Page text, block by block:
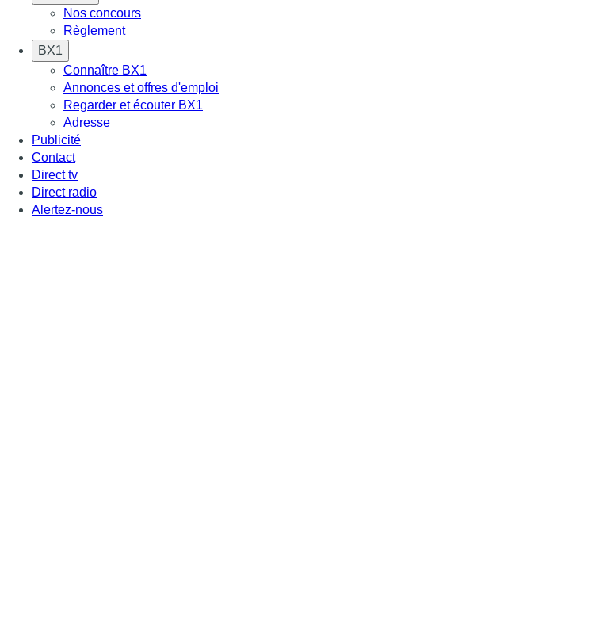
Nos concours
Règlement
BX1
Connaître BX1
Annonces et offres d'emploi
Regarder et écouter BX1
Adresse
Publicité
Contact
Direct tv
Direct radio
Alertez-nous